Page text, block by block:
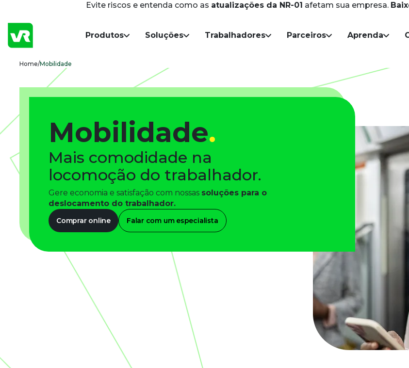
Skip to main content
Evite riscos e entenda como as atualizações da NR-01 afetam sua empresa.
Navegação Principal
Produtos Soluções Trabalhadores Parceiros Aprenda
Breadcrumb
Home/Mobilidade
Mobilidade.
Mais comodidade na
locomoção do trabalhador.
Gere economia e satisfação com nossas soluções para o
deslocamento do trabalhador.
Comprar online Falar com um especialista